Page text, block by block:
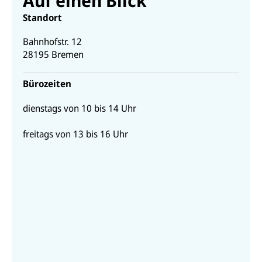
Standort
Bahnhofstr. 12
28195 Bremen
Bürozeiten
dienstags von 10 bis 14 Uhr
freitags von 13 bis 16 Uhr